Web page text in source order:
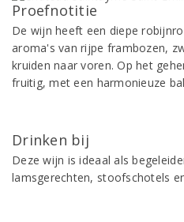
Proefnotitie
De wijn heeft een diepe
aroma's van rijpe frambozen,
kruiden naar voren. Op het
fruitig, met een harmonieuze
Drinken bij
Deze wijn is ideaal als
lamsgerechten, stoofschotels